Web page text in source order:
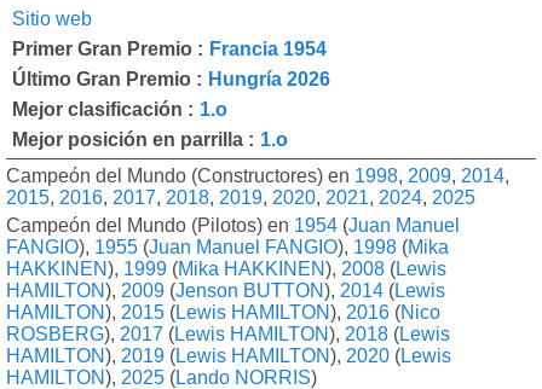
Sitio web
Primer Gran Premio : Francia 1954
Último Gran Premio : Hungría 2026
Mejor clasificación : 1.o
Mejor posición en parrilla : 1.o
Campeón del Mundo (Constructores) en 1998, 2009, 2014,
2015, 2016, 2017, 2018, 2019, 2020, 2021, 2024, 2025
Campeón del Mundo (Pilotos) en 1954 (Juan Manuel
FANGIO), 1955 (Juan Manuel FANGIO), 1998 (Mika
HAKKINEN), 1999 (Mika HAKKINEN), 2008 (Lewis
HAMILTON), 2009 (Jenson BUTTON), 2014 (Lewis
HAMILTON), 2015 (Lewis HAMILTON), 2016 (Nico
ROSBERG), 2017 (Lewis HAMILTON), 2018 (Lewis
HAMILTON), 2019 (Lewis HAMILTON), 2020 (Lewis
HAMILTON), 2025 (Lando NORRIS)